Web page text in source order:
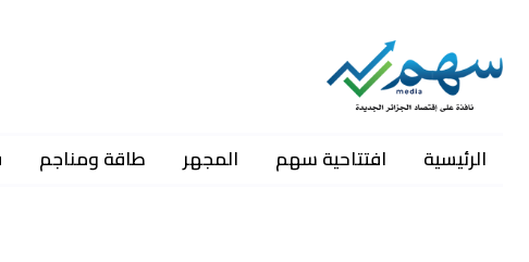
الرئيسية افتتاحية سهم المجهر طاقة ومناجم